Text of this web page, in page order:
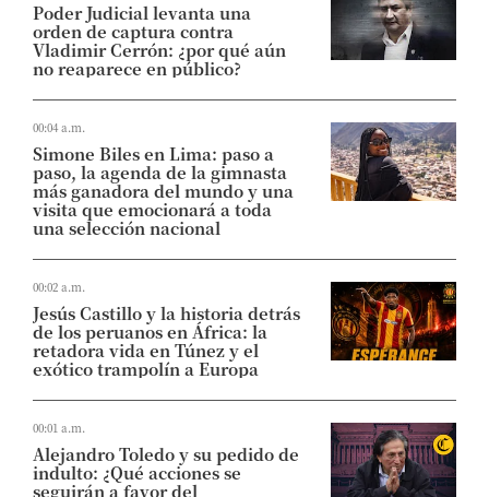
Poder Judicial levanta una
orden de captura contra
Vladimir Cerrón: ¿por qué aún
no reaparece en público?
00:04 a.m.
Simone Biles en Lima: paso a
paso, la agenda de la gimnasta
más ganadora del mundo y una
visita que emocionará a toda
una selección nacional
00:02 a.m.
Jesús Castillo y la historia detrás
de los peruanos en África: la
retadora vida en Túnez y el
exótico trampolín a Europa
00:01 a.m.
Alejandro Toledo y su pedido de
indulto: ¿Qué acciones se
seguirán a favor del